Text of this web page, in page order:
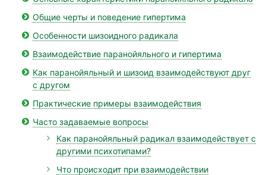
Общие черты и поведение гипертима
Особенности шизоидного радикала
Взаимодействие паранойяльного и гипертима
Как паранойяльный и шизоид взаимодействуют друг
с другом
Практические примеры взаимодействия
Часто задаваемые вопросы
Как паранойяльный радикал взаимодействует с
другими психотипами?
Что происходит при взаимодействии